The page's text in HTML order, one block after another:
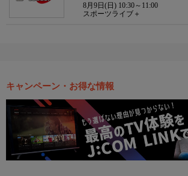
8月9日(日) 10:30～11:00
スポーツライブ＋
キャンペーン・お得な情報